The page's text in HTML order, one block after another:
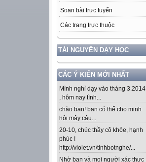
Soạn bài trực tuyến
Các trang trực thuộc
TÀI NGUYÊN DẠY HỌC
CÁC Ý KIẾN MỚI NHẤT
Mình nghỉ dạy vào tháng 3.2014
, hôm nay tình...
chào bạn! bạn có thể cho minh
hỏi mây câu...
20-10, chúc thầy cô khỏe, hạnh
phúc !
http://violet.vn/tinhbotnghe/...
Nhờ bạn và mọi người xác thực